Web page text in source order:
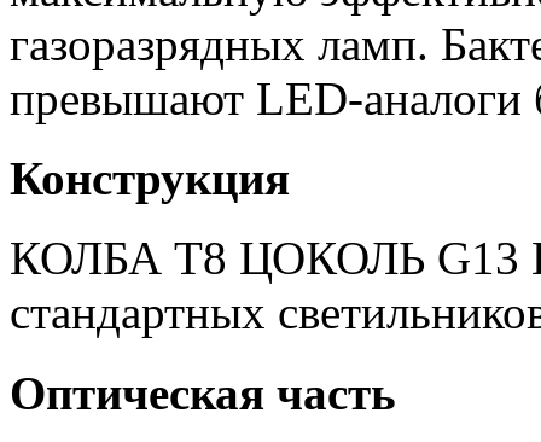
газоразрядных ламп.
превышают LED-аналоги
Конструкция
КОЛБА Т8 ЦОКОЛЬ G13
стандартных
Оптическая часть